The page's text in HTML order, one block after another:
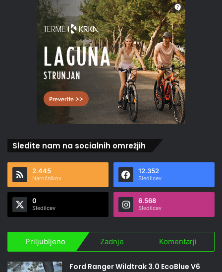
Sledite nam na socialnih omrežjih
2.445
Naročnikov
12.352
Sledilcev
0
Sledilcev
6.568
Sledilcev
Priljubljeno Zadnje Komentarji
Ford Ranger Wildtrak 3.0 EcoBlue V6